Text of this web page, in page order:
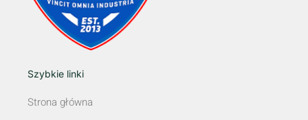
Szybkie linki
Strona główna